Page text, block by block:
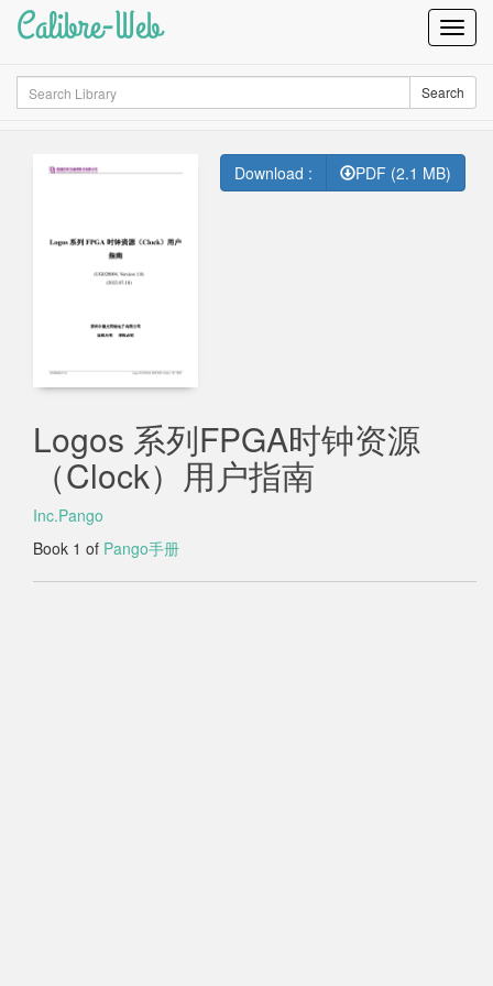
Calibre-Web
Search Search
Download : PDF (2.1 MB)
Logos 系列FPGA时钟资源
（Clock）用户指南
Inc.Pango
Book 1 of Pango手册